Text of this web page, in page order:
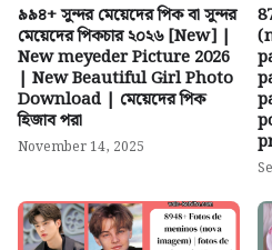
৯৯৪+ সুন্দর মেয়েদের পিক বা সুন্দর
মেয়েদের পিকচার ২০২৬ [New] |
New meyeder Picture 2026
| New Beautiful Girl Photo
Download | মেয়েদের পিক
হিজাব পরা
November 14, 2025